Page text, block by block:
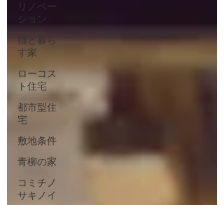
リノベー
ション
猫と暮ら
す家
ローコス
ト住宅
都市型住
宅
敷地条件
青柳の家
コミチノ
サキノイ